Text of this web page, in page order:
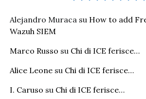
Alejandro Muraca su How to add
Wazuh SIEM
Marco Russo su Chi di ICE ferisce…
Alice Leone su Chi di ICE ferisce…
I. Caruso su Chi di ICE ferisce…